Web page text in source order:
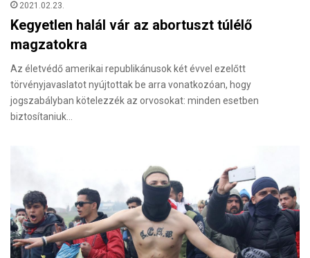
2021.02.23.
Kegyetlen halál vár az abortuszt túlélő
magzatokra
Az életvédő amerikai republikánusok két évvel ezelőtt
törvényjavaslatot nyújtottak be arra vonatkozóan, hogy
jogszabályban kötelezzék az orvosokat: minden esetben
biztosítaniuk…